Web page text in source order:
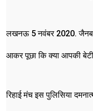
लखनऊ 5 नवंबर 2020. जैनब
आकर पूछा कि क्या आपकी
और 1 से 1.30 घंटे बाद लौट
रिहाई मंच इस पुलिसिया